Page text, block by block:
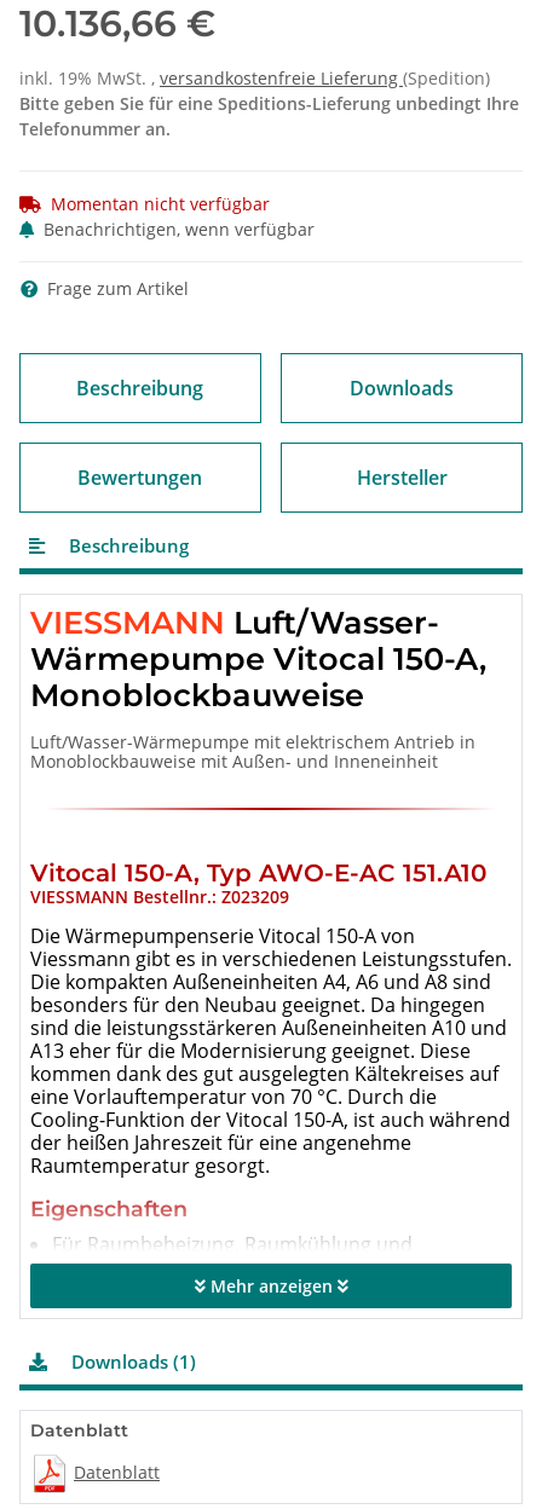
10.136,66 €
inkl. 19% MwSt. , versandkostenfreie Lieferung (Spedition)
Bitte geben Sie für eine Speditions-Lieferung unbedingt Ihre
Telefonummer an.
Momentan nicht verfügbar
Benachrichtigen, wenn verfügbar
Frage zum Artikel
Beschreibung Downloads
Bewertungen Hersteller
Beschreibung
VIESSMANN Luft/Wasser-
Wärmepumpe Vitocal 150-A,
Monoblockbauweise
Luft/Wasser-Wärmepumpe mit elektrischem Antrieb in
Monoblockbauweise mit Außen- und Inneneinheit
Vitocal 150-A, Typ AWO-E-AC 151.A10
VIESSMANN Bestellnr.: Z023209
Die Wärmepumpenserie Vitocal 150-A von
Viessmann gibt es in verschiedenen Leistungsstufen.
Die kompakten Außeneinheiten A4, A6 und A8 sind
besonders für den Neubau geeignet. Da hingegen
sind die leistungsstärkeren Außeneinheiten A10 und
A13 eher für die Modernisierung geeignet. Diese
kommen dank des gut ausgelegten Kältekreises auf
eine Vorlauftemperatur von 70 °C. Durch die
Cooling-Funktion der Vitocal 150-A, ist auch während
der heißen Jahreszeit für eine angenehme
Raumtemperatur gesorgt.
Eigenschaften
Für Raumbeheizung, Raumkühlung und
Trinkwassererwärmung in Heizungsanlagen
Inneneinheit mit Regelung, Heizwasser-
Durchlauferhitzer, integriertem Pufferspeicher,
integriertem Heiz-/Kühlkreis
Geringe Betriebskosten durch hohen COP
(Coefficient of Performance) nach EN 14511: Bis
5,0 bei A7/W35
Leistungsregelung und DC-Inverter für hohe
Effizienz im Teillastbetrieb
Maximale Vorlauftemperatur bis 70 °C bei einer
Mehr anzeigen
Downloads (1)
Datenblatt
Datenblatt